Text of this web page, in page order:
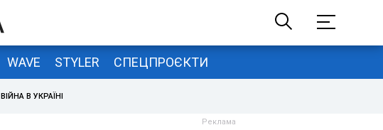
WAVE STYLER СПЕЦПРОЄКТИ
ВІЙНА В УКРАЇНІ